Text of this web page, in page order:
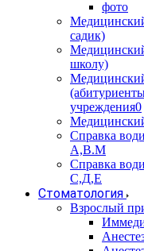
фото
садик)
школу)
учреждения0
Справка
А,В.М
Справка
С,Д,Е
Стоматология
Взрослый